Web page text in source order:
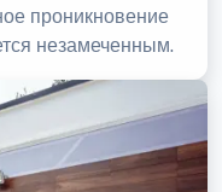
проникновение
незамеченным.